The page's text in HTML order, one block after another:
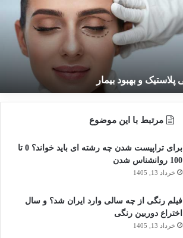
مرتبط با این موضوع
برای تراپیست شدن چه رشته ای باید خواند؟ 0 تا
100 روانشناس شدن
خرداد 13, 1405
فیلم رنگی از چه سالی وارد ایران شد؟ و سال
اختراع دوربین رنگی
خرداد 13, 1405